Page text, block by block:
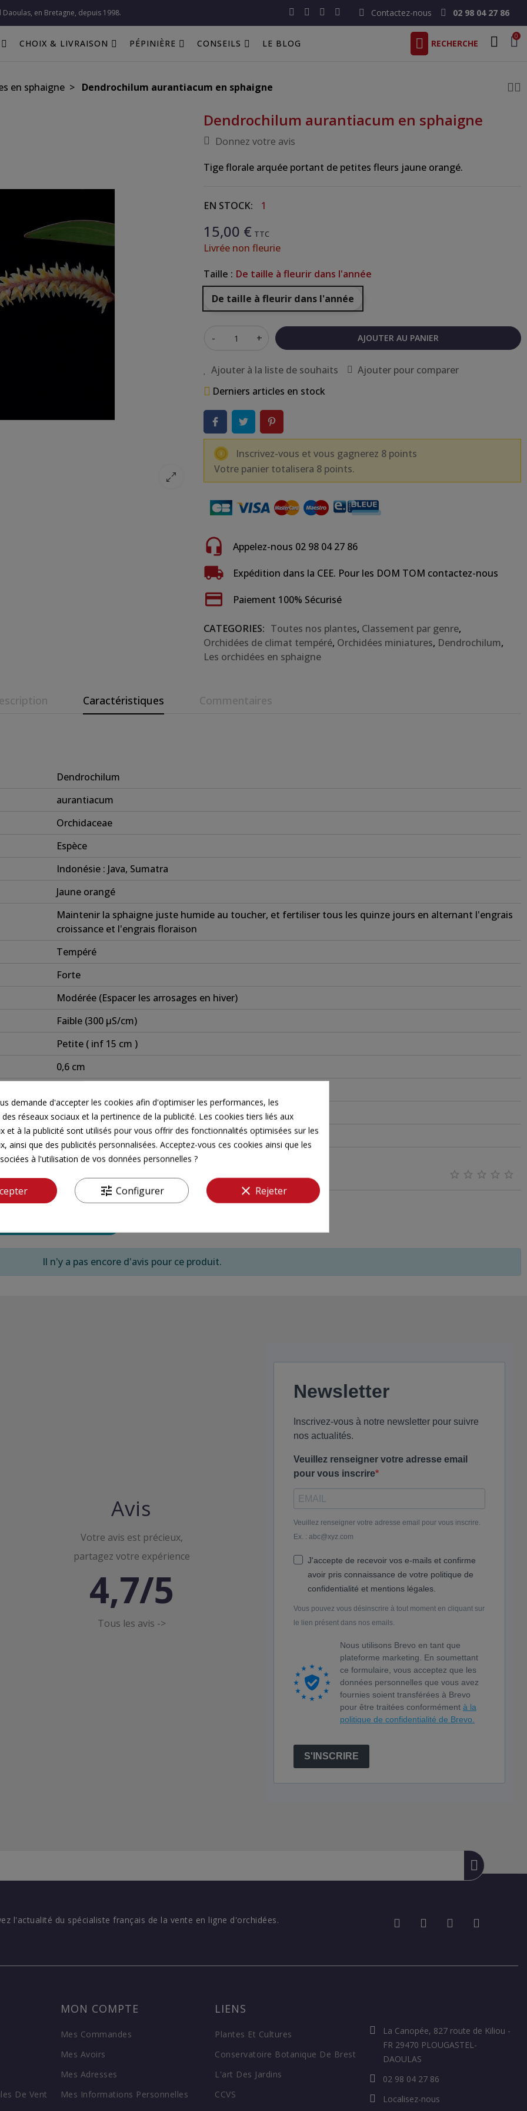
en Bretagne, depuis 1998.​ Contactez-nous 02 98 04 27 86
CHOIX & LIVRAISON PÉPINIÈRE CONSEILS LE BLOG
0
en sphaigne Dendrochilum aurantiacum en sphaigne
Dendrochilum aurantiacum en sphaigne
Donnez votre avis
Tige florale arquée portant de petites fleurs jaune orangé.
EN STOCK: 1
15,00 € TTC
Livrée non fleurie
Taille : De taille à fleurir dans l'année
De taille à fleurir dans l'année
- + AJOUTER AU PANIER
Ajouter à la liste de souhaits
Ajouter pour comparer
Derniers articles en stock
Inscrivez-vous et vous gagnerez 8 points
Votre panier totalisera 8 points.
Appelez-nous 02 98 04 27 86
Expédition dans la CEE. Pour les DOM TOM contactez-nous
Paiement 100% Sécurisé
CATEGORIES: Toutes nos plantes, Classement par genre,
Orchidées de climat tempéré, Orchidées miniatures, Dendrochilum,
Les orchidées en sphaigne
Caractéristiques Commentaires
Dendrochilum
aurantiacum
Orchidaceae
Espèce
Indonésie : Java, Sumatra
Jaune orangé
Maintenir la sphaigne juste humide au toucher, et fertiliser tous les quinze jours en alternant l'engrais
croissance et l'engrais floraison
Tempéré
Forte
Modérée (Espacer les arrosages en hiver)
Faible (300 µS/cm)
Petite ( inf 15 cm )
0,6 cm
Oui
Printemps
    
Il n'y a pas encore d'avis pour ce produit.
Avis
Votre avis est précieux,
partagez votre expérience
4,7/5
Tous les avis ->
Newsletter
Inscrivez-vous à notre newsletter pour suivre
nos actualités.
Veuillez renseigner votre adresse email
pour vous inscrire
Veuillez renseigner votre adresse email pour vous inscrire.
Ex. : abc@xyz.com
J'accepte de recevoir vos e-mails et confirme
avoir pris connaissance de votre politique de
confidentialité et mentions légales.
Vous pouvez vous désinscrire à tout moment en cliquant sur
le lien présent dans nos emails.
Nous utilisons Brevo en tant que
plateforme marketing. En soumettant
ce formulaire, vous acceptez que les
données personnelles que vous avez
fournies soient transférées à Brevo
pour être traitées conformément à la
politique de confidentialité de Brevo.
S'INSCRIRE
l'actualité du spécialiste français de la vente en ligne d'orchidées.
De Vent
MON COMPTE
Mes Commandes
Mes Avoirs
Mes Adresses
Mes Informations Personnelles
LIENS
Plantes Et Cultures
Conservatoire Botanique De Brest
L'art Des Jardins
CCVS
La Canopée, 827 route de Kiliou -
FR 29470 PLOUGASTEL-
DAOULAS
02 98 04 27 86
Localisez-nous
demande d'accepter les cookies afin d'optimiser les performances, les
réseaux sociaux et la pertinence de la publicité. Les cookies tiers liés aux
et à la publicité sont utilisés pour vous offrir des fonctionnalités optimisées sur les
ainsi que des publicités personnalisées. Acceptez-vous ces cookies ainsi que les
à l'utilisation de vos données personnelles ?
tune Configurer clear Rejeter